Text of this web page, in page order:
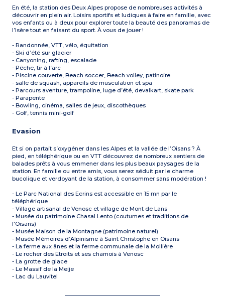
En été, la station des Deux Alpes propose de nombreuses activités à
découvrir en plein air. Loisirs sportifs et ludiques à faire en famille, avec
vos enfants ou à deux pour explorer toute la beauté des panoramas de
l’Isère tout en faisant du sport. À vous de jouer !
- Randonnée, VTT, vélo, équitation
- Ski d’été sur glacier
- Canyoning, rafting, escalade
- Pêche, tir à l’arc
- Piscine couverte, Beach soccer, Beach volley, patinoire
- salle de squash, appareils de musculation et spa
- Parcours aventure, trampoline, luge d’été, devalkart, skate park
- Parapente
- Bowling, cinéma, salles de jeux, discothèques
- Golf, tennis mini-golf
Evasion
Et si on partait s’oxygéner dans les Alpes et la vallée de l’Oisans ? À
pied, en téléphérique ou en VTT découvrez de nombreux sentiers de
balades prêts à vous emmener dans les plus beaux paysages de la
station. En famille ou entre amis, vous serez séduit par le charme
bucolique et verdoyant de la station, à consommer sans modération !
- Le Parc National des Ecrins est accessible en 15 mn par le
téléphérique
- Village artisanal de Venosc et village de Mont de Lans
- Musée du patrimoine Chasal Lento (coutumes et traditions de
l'Oisans)
- Musée Maison de la Montagne (patrimoine naturel)
- Musée Mémoires d’Alpinisme à Saint Christophe en Oisans
- La ferme aux ânes et la ferme communale de la Mollière
- Le rocher des Etroits et ses chamois à Venosc
- La grotte de glace
- Le Massif de la Meije
- Lac du Lauvitel